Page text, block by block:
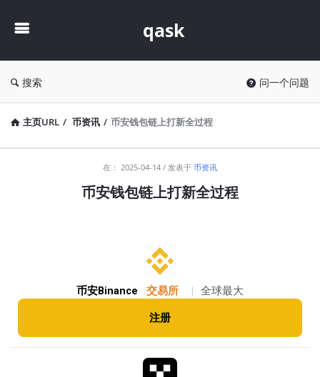
qask
搜索 问一个问题
主页URL / 币资讯 / 币安钱包链上打新全过程
在： 2025-04-14 发表于 币资讯
币安钱包链上打新全过程
币安Binance 交易所 全球最大
注册